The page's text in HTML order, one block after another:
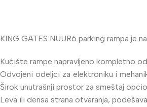
KING GATES NUUR6 parking rampa je
Kućište rampe napravljeno kompletno
Odvojeni odeljci za elektroniku i
Širok unutrašnji prostor za smeštaj
Leva ili densa strana otvaranja,